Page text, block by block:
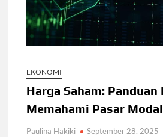
EKONOMI
Harga Saham: Panduan
Memahami Pasar Modal
Paulina Hakiki September 28, 2025